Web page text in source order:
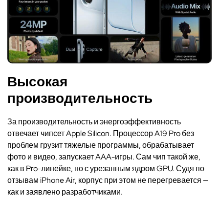
Высокая
производительность
За производительность и энергоэффективность
отвечает чипсет Apple Silicon. Процессор A19 Pro без
проблем грузит тяжелые программы, обрабатывает
фото и видео, запускает AAA-игры. Сам чип такой же,
как в Pro-линейке, но с урезанным ядром GPU. Судя по
отзывам iPhone Air, корпус при этом не перегревается —
как и заявлено разработчиками.